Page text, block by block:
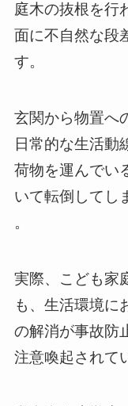
庭木の抜根を行
面に不自然な段
す。
玄関から物置へ
日常的な生活動
荷物を運んでい
いて転倒してし
。
実際、こども家
も、生活環境に
の解消が事故防
注意喚起されて